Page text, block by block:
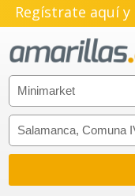
Regístrate aquí